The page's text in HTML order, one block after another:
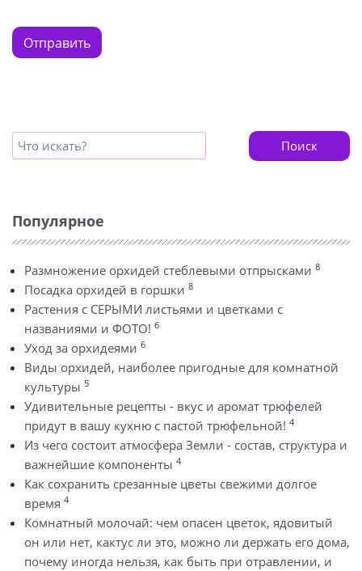
Поиск
Популярное
Размножение орхидей стеблевыми отпрысками 8
Посадка орхидей в горшки 8
Растения с СЕРЫМИ листьями и цветками с
названиями и ФОТО! 6
Уход за орхидеями 6
Виды орхидей, наиболее пригодные для комнатной
культуры 5
Удивительные рецепты - вкус и аромат трюфелей
придут в вашу кухню с пастой трюфельной! 4
Из чего состоит атмосфера Земли - состав, структура и
важнейшие компоненты 4
Как сохранить срезанные цветы свежими долгое
время 4
Комнатный молочай: чем опасен цветок, ядовитый
он или нет, кактус ли это, можно ли держать его дома,
почему иногда нельзя, как быть при отравлении, и
Отправить